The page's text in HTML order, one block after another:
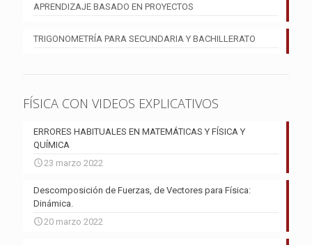
APRENDIZAJE BASADO EN PROYECTOS
TRIGONOMETRÍA PARA SECUNDARIA Y BACHILLERATO
FÍSICA CON VIDEOS EXPLICATIVOS
ERRORES HABITUALES EN MATEMÁTICAS Y FÍSICA Y
QUÍMICA
23 marzo 2022
Descomposición de Fuerzas, de Vectores para Física:
Dinámica.
20 marzo 2022